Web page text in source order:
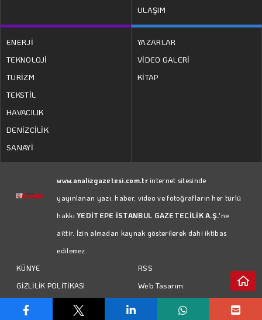
ULAŞIM
ENERJİ
TEKNOLOJİ
TURİZM
TEKSTİL
HAVACILIK
DENİZCİLİK
SANAYİ
YAZARLAR
VİDEO GALERİ
KİTAP
www.analizgazetesi.com.trinternet sitesinde
yayınlanan yazı, haber, video ve fotoğrafların her türlü
hakkıYEDİTEPE İSTANBUL GAZETECİLİK A.Ş.'ne
aittir. İzin almadan kaynak gösterilerek dahi iktibas
edilemez.
KÜNYE
GİZLİLİK POLİTİKASI
KULLANIM KOŞULLARI
RSS
Web Tasarım: